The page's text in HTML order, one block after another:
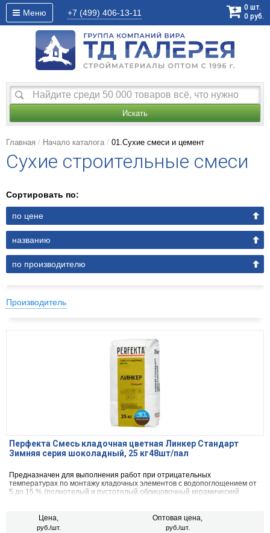
Меню +7 (499) 406-13-11
0 шт.
0 руб.
Искать
Главная Начало каталога 01.Сухие смеси и цемент
Cухие строительные смеси
Сортировать по:
по цене
названию
по производителю
Производитель
Перфекта Смесь кладочная цветная Линкер Стандарт
Зимняя серия шоколадный, 25 кг48шт/пал
Предназначен для выполнения работ при отрицательных
температурах по монтажу кладочных элементов с водопоглощением от
5 до 15 % (полнотелый и пустотелый облицовочный керамический
Цена,
руб./шт.
Оптовая цена,
руб./шт.